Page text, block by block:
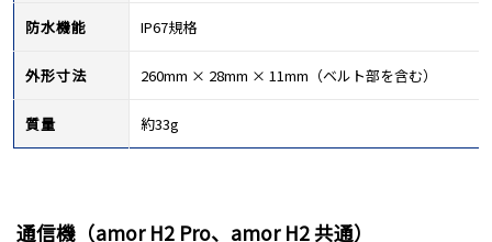
防水機能 IP67規格
外形寸法 260mm × 28mm × 11mm（ベルト部を含む）
質量 約33g
通信機（amor H2 Pro、amor H2 共通）